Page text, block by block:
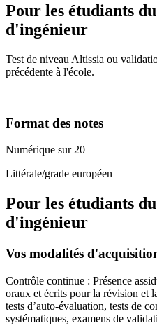
Pour les étudiants
d'ingénieur
Test de niveau Altissia ou
précédente à l'école.
Format des notes
Numérique sur 20
Littérale/grade européen
Pour les étudiants
d'ingénieur
Vos modalités
Contrôle continue : Présence
oraux et écrits pour la révision et
tests d’auto-évaluation, tests de
systématiques, examens de